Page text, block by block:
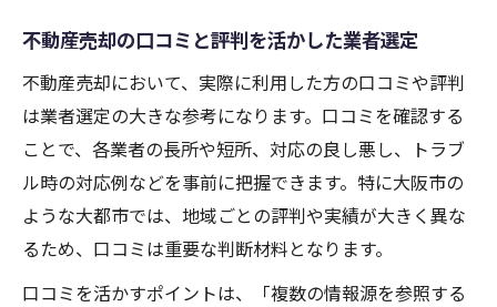
不動産売却の口コミと評判を活かした業者選定
不動産売却において、実際に利用した方の口コミや評判
は業者選定の大きな参考になります。口コミを確認する
ことで、各業者の長所や短所、対応の良し悪し、トラブ
ル時の対応例などを事前に把握できます。特に大阪市の
ような大都市では、地域ごとの評判や実績が大きく異な
るため、口コミは重要な判断材料となります。
口コミを活かすポイントは、「複数の情報源を参照する